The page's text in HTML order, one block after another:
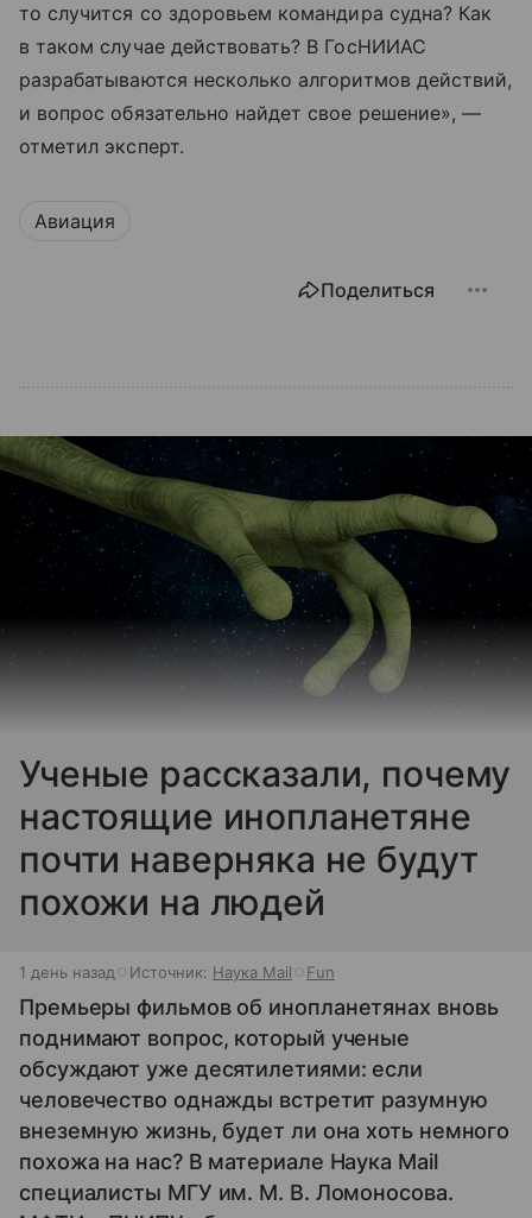
то случится со здоровьем командира судна? Как
в таком случае действовать? В ГосНИИАС
разрабатываются несколько алгоритмов действий,
и вопрос обязательно найдет свое решение», —
отметил эксперт.
Авиация
Поделиться
Ученые рассказали, почему
настоящие инопланетяне
почти наверняка не будут
похожи на людей
1 день назад Источник: Наука Mail Fun
Премьеры фильмов об инопланетянах вновь
поднимают вопрос, который ученые
обсуждают уже десятилетиями: если
человечество однажды встретит разумную
внеземную жизнь, будет ли она хоть немного
похожа на нас? В материале Наука Mail
специалисты МГУ им. М. В. Ломоносова.